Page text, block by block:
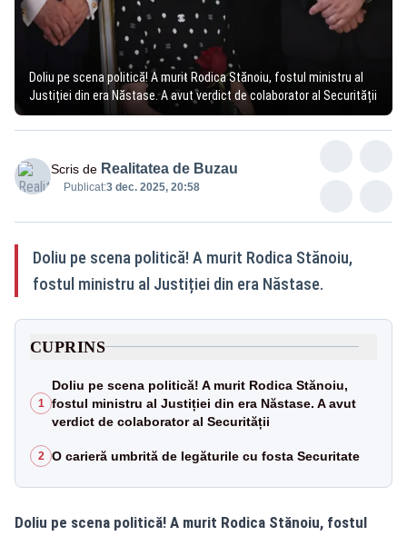
Doliu pe scena politică! A murit Rodica Stănoiu, fostul ministru al
Justiției din era Năstase. A avut verdict de colaborator al Securității
Scris de Realitatea de Buzau
Publicat:3 dec. 2025, 20:58
Doliu pe scena politică! A murit Rodica Stănoiu,
fostul ministru al Justiției din era Năstase.
CUPRINS
1
Doliu pe scena politică! A murit Rodica Stănoiu,
fostul ministru al Justiției din era Năstase. A avut
verdict de colaborator al Securității
2 O carieră umbrită de legăturile cu fosta Securitate
Doliu pe scena politică! A murit Rodica Stănoiu, fostul